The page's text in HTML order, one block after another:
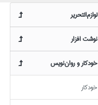
لوازم‌التحرير
نوشت افزار
خودكار و روان‌نويس
خودكار